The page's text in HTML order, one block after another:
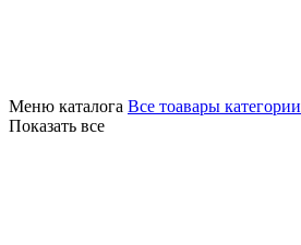
Меню каталога Все тоавары категории
Показать все